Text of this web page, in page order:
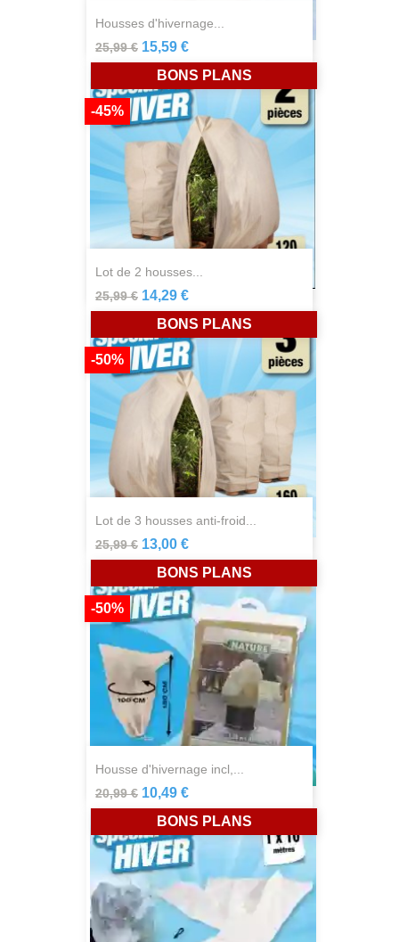
housses d'hivernage...
25,99 € 15,59 €
lot de 2 housses...
25,99 €
-45%
14,29 €
BONS PLANS
lot de 3 housses anti-froid...
25,99 €
-50%
13,00 €
BONS PLANS
housse d'hivernage incl,...
20,99 €
-50%
10,49 €
BONS PLANS
BONS PLANS